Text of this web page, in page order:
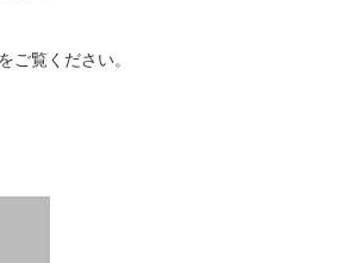
ご覧ください。